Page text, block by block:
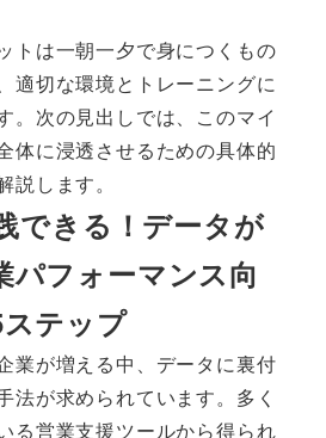
トは一朝一夕で身につくもの
適切な環境とトレーニングに
。次の見出しでは、このマイ
体に浸透させるための具体的
説します。
できる！データが
パフォーマンス向
テップ
業が増える中、データに裏付
法が求められています。多く
る営業支援ツールから得られ